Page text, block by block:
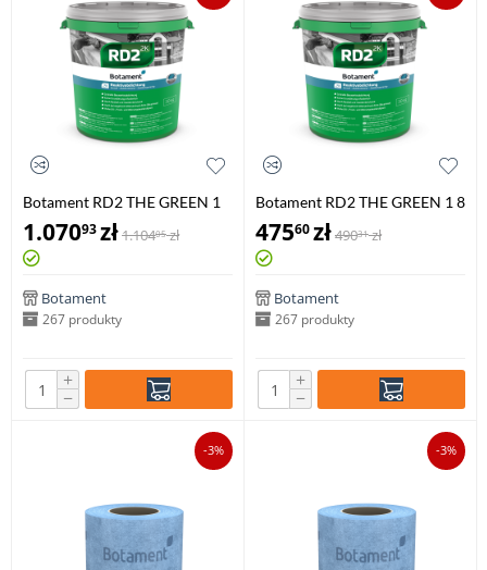
Botament RD2 THE GREEN 1
20 kg
1.07093zł1.10405 zł
Botament
267 produkty
+
−
Botament RD2 THE GREEN 1 8
kg
47560zł49031 zł
Botament
267 produkty
+
−
-3% -3%